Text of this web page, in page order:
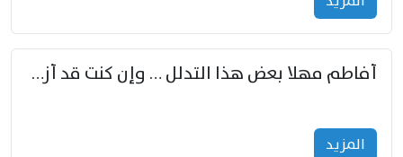
أفاطم مهلا بعض هذا التدلل … وإن كنت قد أزمعت صرمي فأجملي
المزید